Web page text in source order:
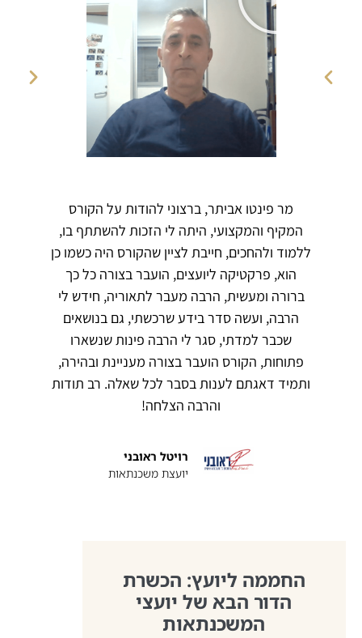
מר פינטו אביתר, ברצוני להודות על הקורס
המקיף והמקצועי, היתה לי הזכות להשתתף בו,
ללמוד ולהחכים, חייבת לציין שהקורס היה כשמו כן
הוא, פרקטיקה ליועצים, הועבר בצורה כל כך
ברורה ומעשית, הרבה מעבר לתאוריה, חידש לי
הרבה, ועשה סדר בידע שרכשתי, גם בנושאים
שכבר למדתי, סגר לי הרבה פינות שנשארו
פתוחות, הקורס הועבר בצורה מעניינת ובהירה,
ותמיד דאגתם לענות בסבר לכל שאלה. רב תודות
והרבה הצלחה!
רויטל ראובני
יועצת משכנתאות
החממה ליועץ: הכשרת
הדור הבא של יועצי
המשכנתאות